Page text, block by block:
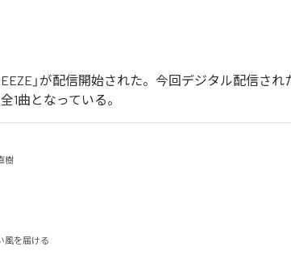
」が配信開始された。今回デジタル配信され
1曲となっている。
樹
風を届ける